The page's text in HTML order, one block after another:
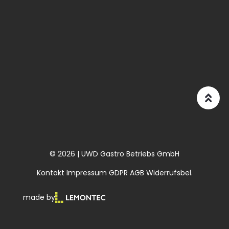
© 2026 | UWD Gastro Betriebs GmbH
Kontakt Impressum GDPR AGB Widerrufsbel.
made by